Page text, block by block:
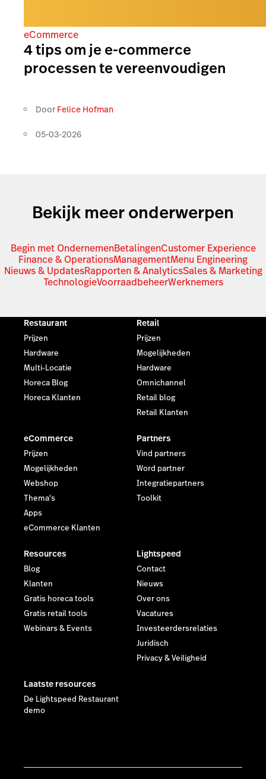
eCommerce
4 tips om je e-commerce
processen te vereenvoudigen
Door Felice Hofman
05-03-2026
Bekijk meer onderwerpen
Begin met OndernemenBetalingenCustomer Experience
Finance & OperationsManagementMenu Engineering
Nieuws & UpdatesRapporten & AnalyticsSales & Marketing
TechnologieVoorraadbeheerWerknemers
Restaurant
Prijzen
Hardware
Multi-Locatie
Horeca Blog
Horeca Klanten
Retail
Prijzen
Mogelijkheden
Hardware
Omnichannel
Retail blog
Retail Klanten
eCommerce
Prijzen
Mogelijkheden
Webshop
Thema's
Apps
eCommerce Klanten
Partners
Vind partners
Word partner
Integratiepartners
Toolkit
Resources
Blog
Klanten
Gratis horeca tools
Gratis retail tools
Webinars & Events
Lightspeed
Contact
Nieuws
Over ons
Vacatures
Investeerdersrelaties
Juridisch
Privacy & Veiligheid
Laatste resources
De Lightspeed Restaurant
demo